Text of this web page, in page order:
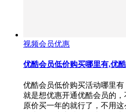
视频会员优惠
优酷会员低价购买哪里有,优
优酷会员低价购买活动哪里有
就是想优惠开通优酷会员的
原价买一年的就行了，不用